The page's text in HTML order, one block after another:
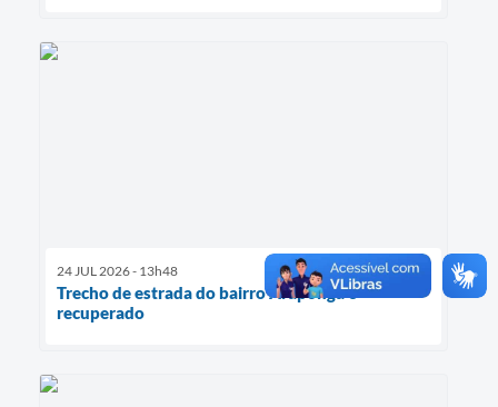
24 JUL 2026 - 13h48
Trecho de estrada do bairro Araponga é
recuperado